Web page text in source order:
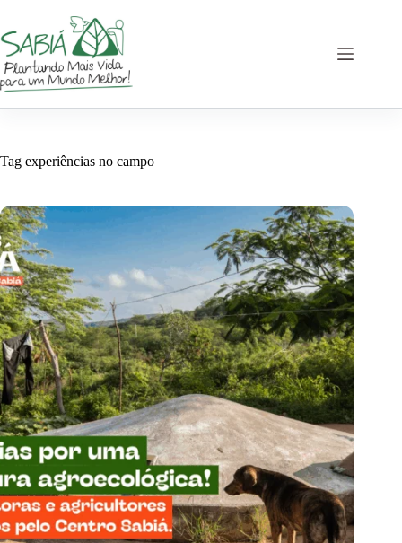
o
conteúdo
Tag experiências no campo